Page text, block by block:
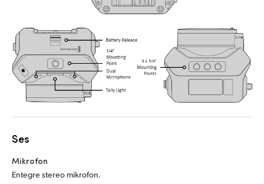
Ses
Mikrofon
Entegre stereo mikrofon.